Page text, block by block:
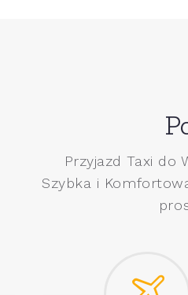
Przyjazd Taxi do
Szybka i